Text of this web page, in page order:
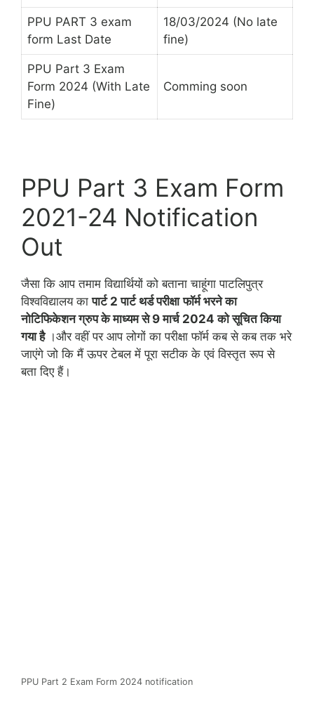
PPU PART 3 exam
form Last Date
18/03/2024 (No late
fine)
PPU Part 3 Exam
Form 2024 (With Late
Fine)
Comming soon
PPU Part 3 Exam Form
2021-24 Notification
Out
जैसा कि आप तमाम विद्यार्थियों को बताना चाहूंगा पाटलिपुत्र
विश्वविद्यालय कापार्ट 2 पार्ट थर्ड परीक्षा फॉर्म भरने का
नोटिफिकेशन ग्रुप के माध्यम से 9 मार्च 2024 को सूचित किया
गया है।और वहीं पर आप लोगों का परीक्षा फॉर्म कब से कब तक भरे
जाएंगे जो कि मैं ऊपर टेबल में पूरा सटीक के एवं विस्तृत रूप से
बता दिए हैं।
PPU Part 2 Exam Form 2024 notification